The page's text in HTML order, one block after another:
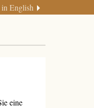
English
eine